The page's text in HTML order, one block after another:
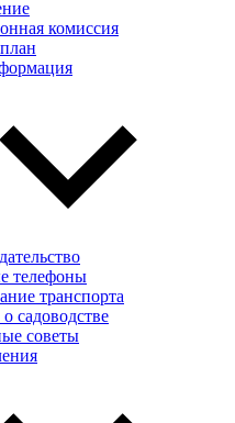
комиссия
телефоны
транспорта
садоводстве
советы